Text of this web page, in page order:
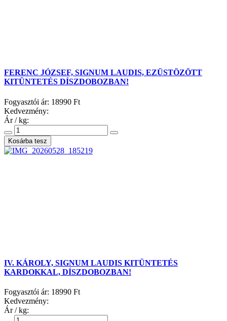
FERENC JÓZSEF, SIGNUM LAUDIS, EZÜSTÖZÖTT
KITÜNTETÉS DÍSZDOBOZBAN!
Fogyasztói ár: 18990 Ft
Kedvezmény:
Ár / kg:
IV. KÁROLY, SIGNUM LAUDIS KITÜNTETÉS
KARDOKKAL, DÍSZDOBOZBAN!
Fogyasztói ár: 18990 Ft
Kedvezmény:
Ár / kg: